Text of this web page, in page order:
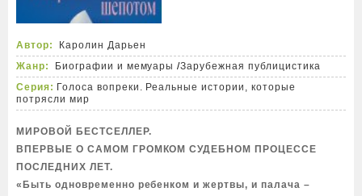
Автор:
Каролин Дарьен
Жанр:
Биографии и мемуары /Зарубежная публицистика
Серия: Голоса вопреки. Реальные истории, которые
потрясли мир
МИРОВОЙ БЕСТСЕЛЛЕР.
ВПЕРВЫЕ О САМОМ ГРОМКОМ СУДЕБНОМ ПРОЦЕССЕ
ПОСЛЕДНИХ ЛЕТ.
«Быть одновременно ребенком и жертвы, и палача –